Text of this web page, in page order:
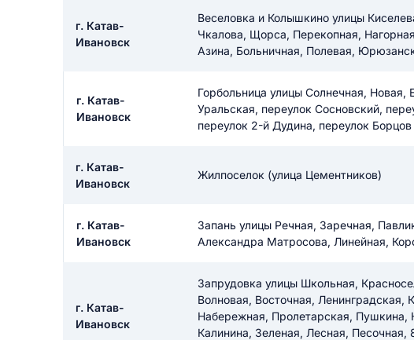
г. Катав-
Ивановск
Веселовка и Колышкино улицы
Чкалова, Щорса, Перекопная,
Азина, Больничная, Полевая,
г. Катав-
Ивановск
Горбольница улицы Солнечная,
Уральская, переулок Сосновский,
переулок 2-й Дудина, переулок Борцов
г. Катав-
Ивановск
Жилпоселок (улица Цементников)
г. Катав-
Ивановск
Запань улицы Речная, Заречная,
Александра Матросова, Линейная,
г. Катав-
Ивановск
Запрудовка улицы Школьная,
Волновая, Восточная, Ленинградская,
Набережная, Пролетарская, Пушкина,
Калинина, Зеленая, Лесная,